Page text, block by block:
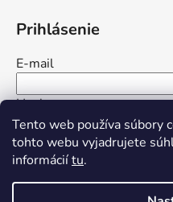
Tento web používa súbory
tohto webu vyjadrujete
informáciítu.
Prihlásenie
E-mail
Heslo
PRIHLÁSIŤ SA
Nová registrácia